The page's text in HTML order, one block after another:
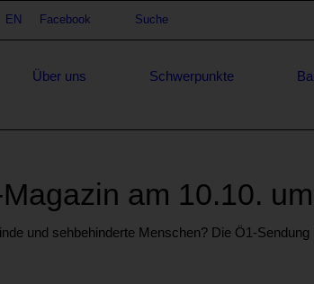
EN Facebook Suche
Über uns Schwerpunkte
am 10.10.
und sehbehinderte Menschen? Die Ö1-